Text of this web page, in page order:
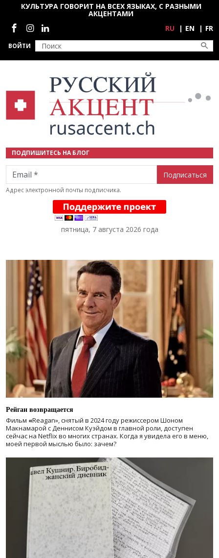
Перейти к основному содержанию
ВОЙТИ
КУЛЬТУРА ГОВОРИТ НА ВСЕХ ЯЗЫКАХ, С РАЗНЫМИ
АКЦЕНТАМИ
Социальные сети
RU EN FR
ПОДПИШИТЕСЬ НА БЛОГ
Email
Адрес электронной почты подписчика.
пятница, 7 августа 2026 года
Рейган возвращается
Фильм «Reagan», снятый в 2024 годурежиссером Шоном
Макнамарой с Деннисом Куэйдом в главной роли, доступен
сейчас на Netflix во многих странах. Когда я увидела его в меню,
моей первой мыслью было: зачем?